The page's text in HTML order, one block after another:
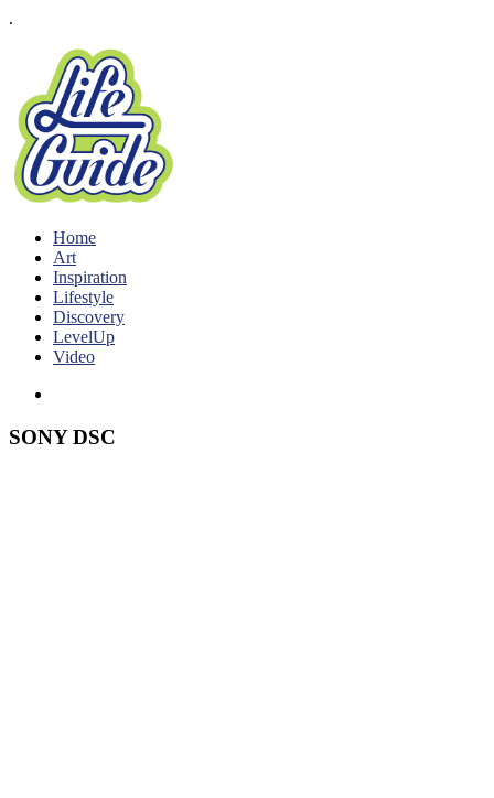
.
Home
Art
Inspiration
Lifestyle
Discovery
LevelUp
Video
SONY DSC